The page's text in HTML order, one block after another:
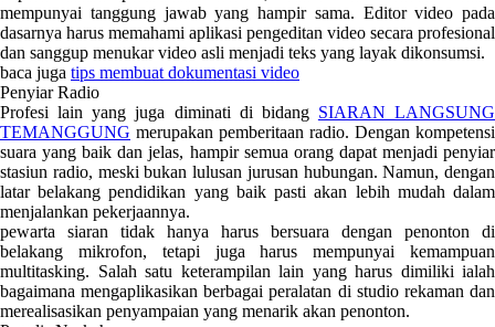
mempunyai tanggung jawab yang hampir sama. Editor video pada
dasarnya harus memahami aplikasi pengeditan video secara profesional
dan sanggup menukar video asli menjadi teks yang layak dikonsumsi.
baca juga tips membuat dokumentasi video
Penyiar Radio
Profesi lain yang juga diminati di bidang SIARAN LANGSUNG
TEMANGGUNG merupakan pemberitaan radio. Dengan kompetensi
suara yang baik dan jelas, hampir semua orang dapat menjadi penyiar
stasiun radio, meski bukan lulusan jurusan hubungan. Namun, dengan
latar belakang pendidikan yang baik pasti akan lebih mudah dalam
menjalankan pekerjaannya.
pewarta siaran tidak hanya harus bersuara dengan penonton di
belakang mikrofon, tetapi juga harus mempunyai kemampuan
multitasking. Salah satu keterampilan lain yang harus dimiliki ialah
bagaimana mengaplikasikan berbagai peralatan di studio rekaman dan
merealisasikan penyampaian yang menarik akan penonton.